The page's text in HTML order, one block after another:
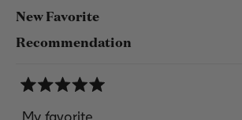
New Favorite
Recommendation
5
My favorite